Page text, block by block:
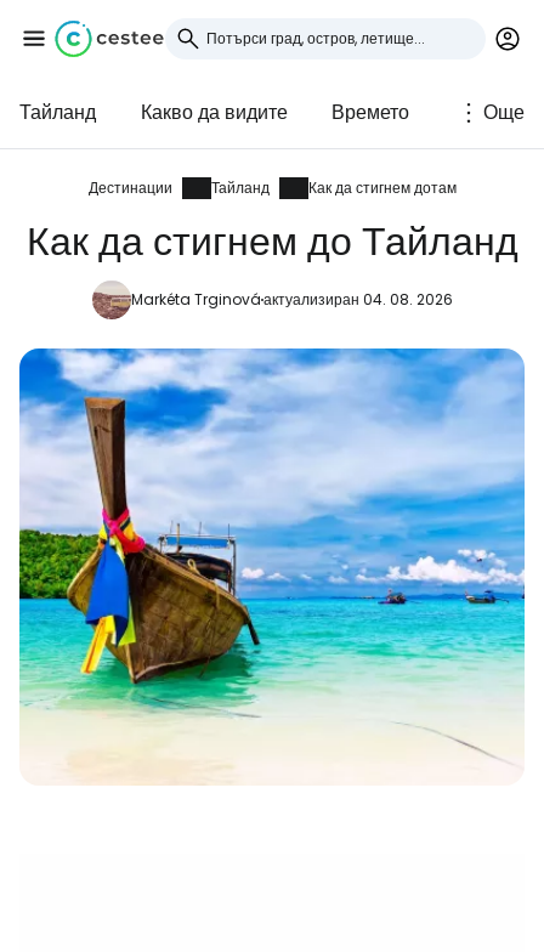
Тайланд Какво да видите Времето Още
Дестинации Тайланд Как да стигнем дотам
Как да стигнем до Тайланд
Markéta Trginováактуализиран 04. 08. 2026
Влезте в Cestee
... световната общност на туристите
Продължете с Google
Продължете с Facebook
Продължете с имейл